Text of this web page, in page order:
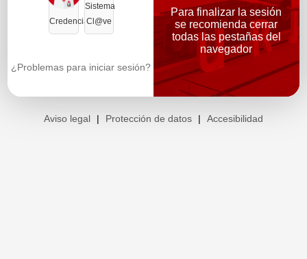
Credenciales
Sistema
Cl@ve
¿Problemas para iniciar sesión?
Para finalizar la sesión
se recomienda cerrar
todas las pestañas del
navegador
Aviso legal | Protección de datos | Accesibilidad